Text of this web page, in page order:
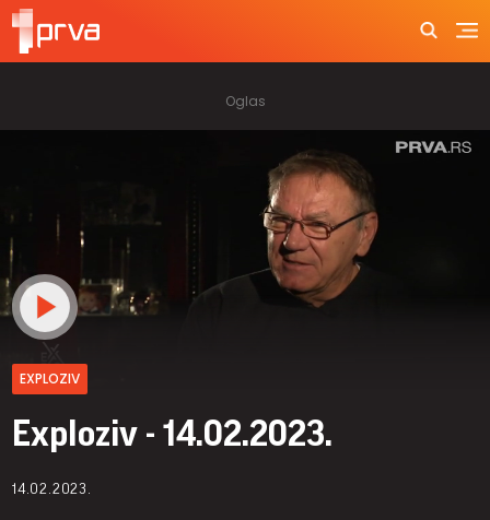
EXPLOZIV
Exploziv - 14.02.2023.
14.02.2023.